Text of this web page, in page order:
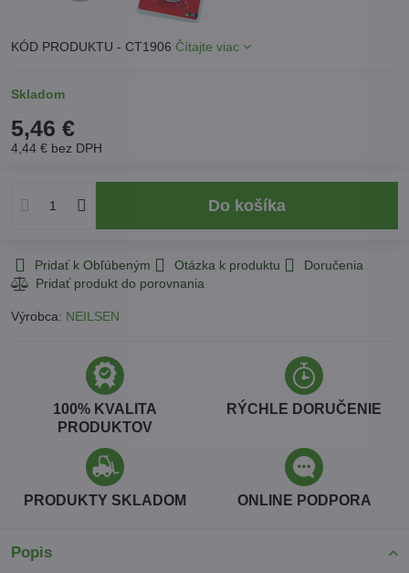
KÓD PRODUKTU - CT1906 Čítajte viac
Skladom
5,46 €
4,44 € bez DPH
Do košíka
Pridať k Obľúbeným Otázka k produktu Doručenia
Výrobca: NEILSEN
100% KVALITA
PRODUKTOV
RÝCHLE DORUČENIE
PRODUKTY SKLADOM ONLINE PODPORA
Popis